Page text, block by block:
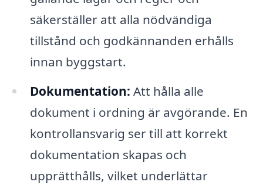
säkerställer att alla nödvändiga
tillstånd och godkännanden erhålls
innan byggstart.
Dokumentation: Att hålla alle
dokument i ordning är avgörande. En
kontrollansvarig ser till att korrekt
dokumentation skapas och
upprätthålls, vilket underlättar